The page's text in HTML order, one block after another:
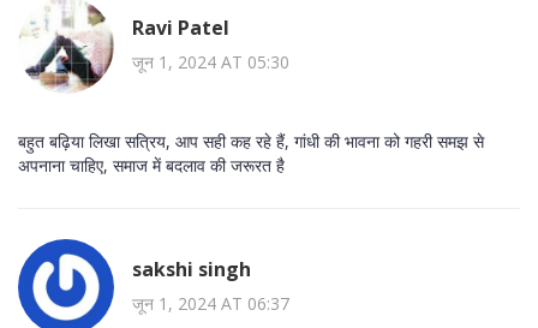
Ravi Patel
जून 1, 2024 AT 05:30
बहुत बढ़िया लिखा सत्रिय, आप सही कह रहे हैं, गांधी की भावना को गहरी समझ से
अपनाना चाहिए, समाज में बदलाव की जरूरत है
sakshi singh
जून 1, 2024 AT 06:37